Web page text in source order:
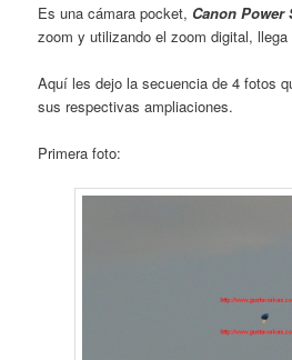
Es una cámara pocket, Canon Power
zoom y utilizando el zoom digital, llega
Aquí les dejo la secuencia de 4 fotos
sus respectivas ampliaciones.
Primera foto: